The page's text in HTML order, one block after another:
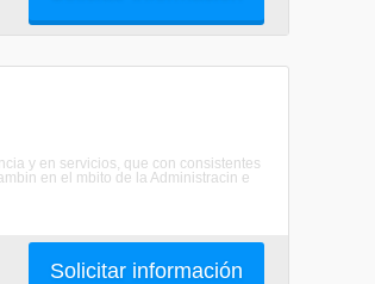
y en servicios, que con consistentes
en el mbito de la Administracin e
Solicitar información